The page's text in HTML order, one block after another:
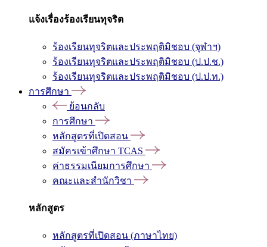
แจ้งเรื่องร้องเรียนทุจริต
ร้องเรียนทุจริตและประพฤติมิชอบ (จุฬาฯ)
ร้องเรียนทุจริตและประพฤติมิชอบ (ป.ป.ช.)
ร้องเรียนทุจริตและประพฤติมิชอบ (ป.ป.ท.)
การศึกษา
ย้อนกลับ
การศึกษา
หลักสูตรที่เปิดสอน
สมัครเข้าศึกษา TCAS
ค่าธรรมเนียมการศึกษา
คณะและสำนักวิชา
หลักสูตร
หลักสูตรที่เปิดสอน (ภาษาไทย)